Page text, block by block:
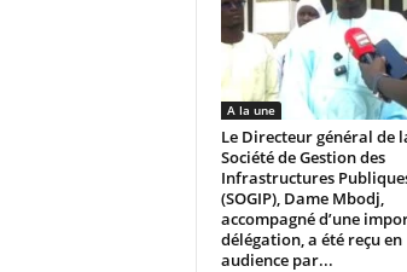
A la une
Le Directeur général de
Société de Gestion des
Infrastructures
(SOGIP), Dame Mbodj,
accompagné d’une
délégation, a été reçu en
audience par...